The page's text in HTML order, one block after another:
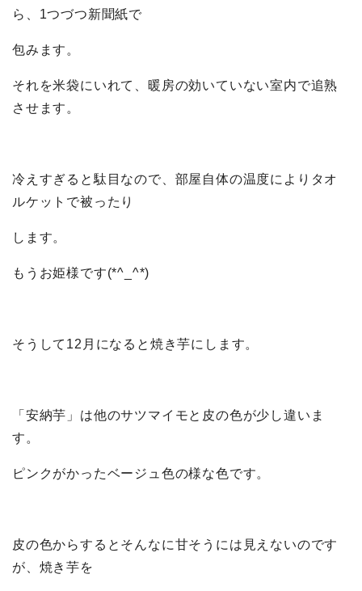
ら、1つづつ新聞紙で
包みます。
それを米袋にいれて、暖房の効いていない室内で追熟
させます。
冷えすぎると駄目なので、部屋自体の温度によりタオ
ルケットで被ったり
します。
もうお姫様です(*^_^*)
そうして12月になると焼き芋にします。
「安納芋」は他のサツマイモと皮の色が少し違いま
す。
ピンクがかったベージュ色の様な色です。
皮の色からするとそんなに甘そうには見えないのです
が、焼き芋を